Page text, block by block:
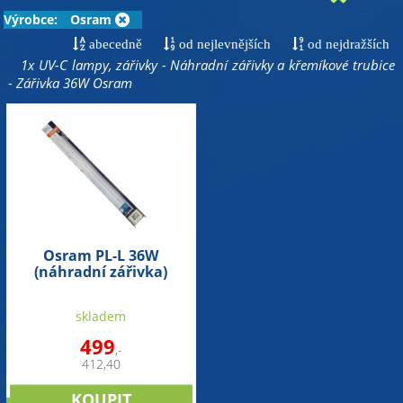
Výrobce: Osram
abecedně od nejlevnějších od nejdražších
1x UV-C lampy, zářivky - Náhradní zářivky a křemíkové trubice
- Zářivka 36W Osram
Osram PL-L 36W
(náhradní zářivka)
skladem
499,-
412,40